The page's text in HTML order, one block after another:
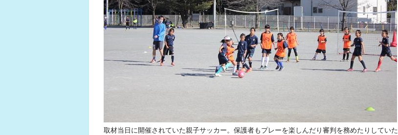
取材当日に開催されていた親子サッカー。保護者もプレーを楽しんだり審判を務めたりしていた